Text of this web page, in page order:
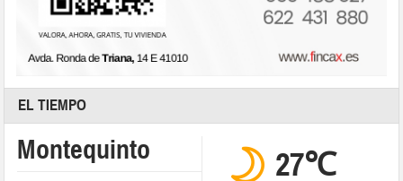
EL TIEMPO
Montequinto 27℃